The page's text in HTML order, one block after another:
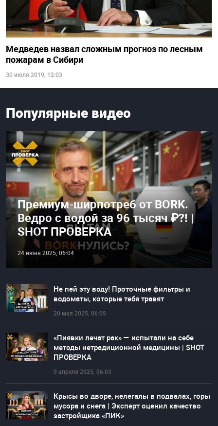
Медведев назвал сложным прогноз по лесным
пожарам в Сибири
30 июля 2019, 12:03
Популярные видео
Премиум-ширпотреб от BORK.
Ведро с водой за 96 тысяч ₽?! |
SHOT ПРОВЕРКА
24 июня 2025, 06:04
Не пей эту воду! Проточные фильтры и
водоматы, которые тебя травят
20 мая 2025, 06:05
«Пиявки лечат рак» — испытали на себе
методы нетрадиционной медицины | SHOT
ПРОВЕРКА
9 апреля 2025, 06:03
Крысы во дворе, нелегалы в подвалах, горы
мусора и снега | Эксперт оценил качество
застройщика «ПИК»